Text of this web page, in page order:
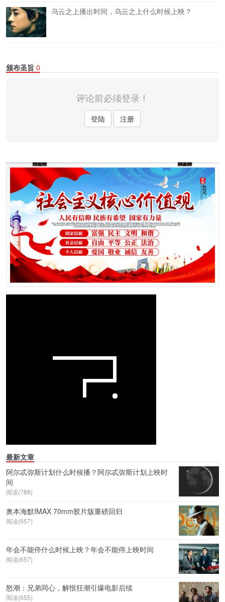
乌云之上播出时间，乌云之上什么时候上映？
颁布圣旨 0
评论前必须登录！
登陆 注册
最新文章
阿尔忒弥斯计划什么时候播？阿尔忒弥斯计划上映时
间
阅读(788)
奥本海默IMAX 70mm胶片版重磅回归
阅读(657)
年会不能停什么时候上映？年会不能停上映时间
阅读(657)
怒潮：兄弟同心，解恨狂潮引爆电影后续
阅读(655)